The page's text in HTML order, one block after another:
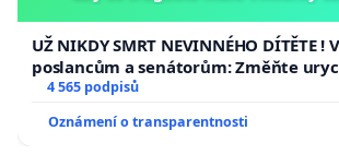
UŽ NIKDY SMRT NEVINNÉHO DÍTĚTE !
poslancům a senátorům: Změňte
aby se tragédie malé Viktorky už
4 565 podpisů
Oznámení o transparentnosti